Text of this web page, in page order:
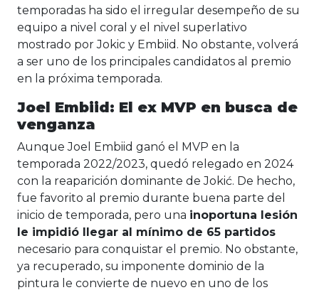
temporadas ha sido el irregular desempeño de su
equipo a nivel coral y el nivel superlativo
mostrado por Jokic y Embiid. No obstante, volverá
a ser uno de los principales candidatos al premio
en la próxima temporada.
Joel Embiid: El ex MVP en busca de
venganza
Aunque Joel Embiid ganó el MVP en la
temporada 2022/2023, quedó relegado en 2024
con la reaparición dominante de Jokić. De hecho,
fue favorito al premio durante buena parte del
inicio de temporada, pero una inoportuna lesión
le impidió llegar al mínimo de 65 partidos
necesario para conquistar el premio. No obstante,
ya recuperado, su imponente dominio de la
pintura le convierte de nuevo en uno de los